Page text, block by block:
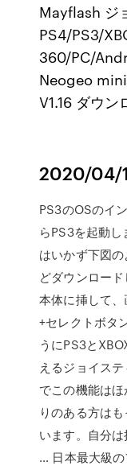
Mayflash ジ
PS4/PS3/
360/PC/
Neogeo mini
V1.16 ダウ
2020/04/
PS3のOSのイ
らPS3を起動
はいかず下図
どダウンロー
本体に挿して
+セレクトボタ
うにPS3と
えるジョイス
でこの機能は
りのある方は
います。自分
… 日本最大級